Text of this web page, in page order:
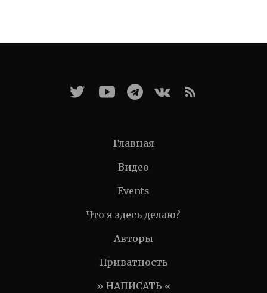
Главная
Видео
Events
Что я здесь делаю?
Авторы
Приватность
» НАПИСАТЬ «